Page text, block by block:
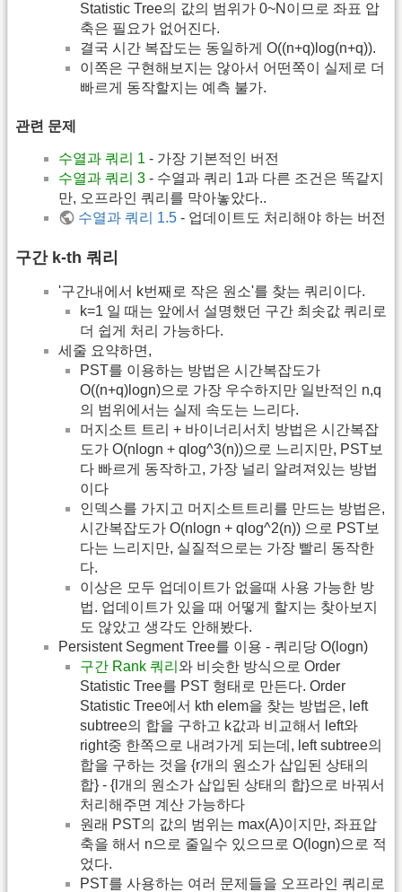
Statistic Tree의 값의 범위가 0~N이므로 좌표 압
축은 필요가 없어진다.
결국 시간 복잡도는 동일하게 O((n+q)log(n+q)).
이쪽은 구현해보지는 않아서 어떤쪽이 실제로 더
빠르게 동작할지는 예측 불가.
관련 문제
수열과 쿼리 1 - 가장 기본적인 버전
수열과 쿼리 3 - 수열과 쿼리 1과 다른 조건은 똑같지
만, 오프라인 쿼리를 막아놓았다..
수열과 쿼리 1.5 - 업데이트도 처리해야 하는 버전
구간 k-th 쿼리
'구간내에서 k번째로 작은 원소'를 찾는 쿼리이다.
k=1 일 때는 앞에서 설명했던 구간 최솟값 쿼리로
더 쉽게 처리 가능하다.
세줄 요약하면,
PST를 이용하는 방법은 시간복잡도가
O((n+q)logn)으로 가장 우수하지만 일반적인 n,q
의 범위에서는 실제 속도는 느리다.
머지소트 트리 + 바이너리서치 방법은 시간복잡
도가 O(nlogn + qlog^3(n))으로 느리지만, PST보
다 빠르게 동작하고, 가장 널리 알려져있는 방법
이다
인덱스를 가지고 머지소트트리를 만드는 방법은,
시간복잡도가 O(nlogn + qlog^2(n)) 으로 PST보
다는 느리지만, 실질적으로는 가장 빨리 동작한
다.
이상은 모두 업데이트가 없을때 사용 가능한 방
법. 업데이트가 있을 때 어떻게 할지는 찾아보지
도 않았고 생각도 안해봤다.
Persistent Segment Tree를 이용 - 쿼리당 O(logn)
구간 Rank 쿼리 와 비슷한 방식으로 Order
Statistic Tree를 PST 형태로 만든다. Order
Statistic Tree에서 kth elem을 찾는 방법은, left
subtree의 합을 구하고 k값과 비교해서 left와
right중 한쪽으로 내려가게 되는데, left subtree의
합을 구하는 것을 {r개의 원소가 삽입된 상태의
합} - {l개의 원소가 삽입된 상태의 합}으로 바꿔서
처리해주면 계산 가능하다
원래 PST의 값의 범위는 max(A)이지만, 좌표압
축을 해서 n으로 줄일수 있으므로 O(logn)으로 적
었다.
PST를 사용하는 여러 문제들을 오프라인 쿼리로